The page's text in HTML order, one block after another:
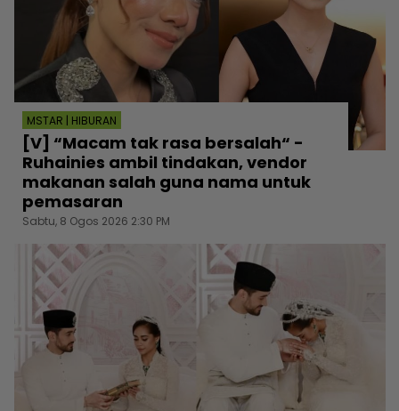
MSTAR | HIBURAN
[V] “Macam tak rasa bersalah“ -
Ruhainies ambil tindakan, vendor
makanan salah guna nama untuk
pemasaran
Sabtu, 8 Ogos 2026 2:30 PM